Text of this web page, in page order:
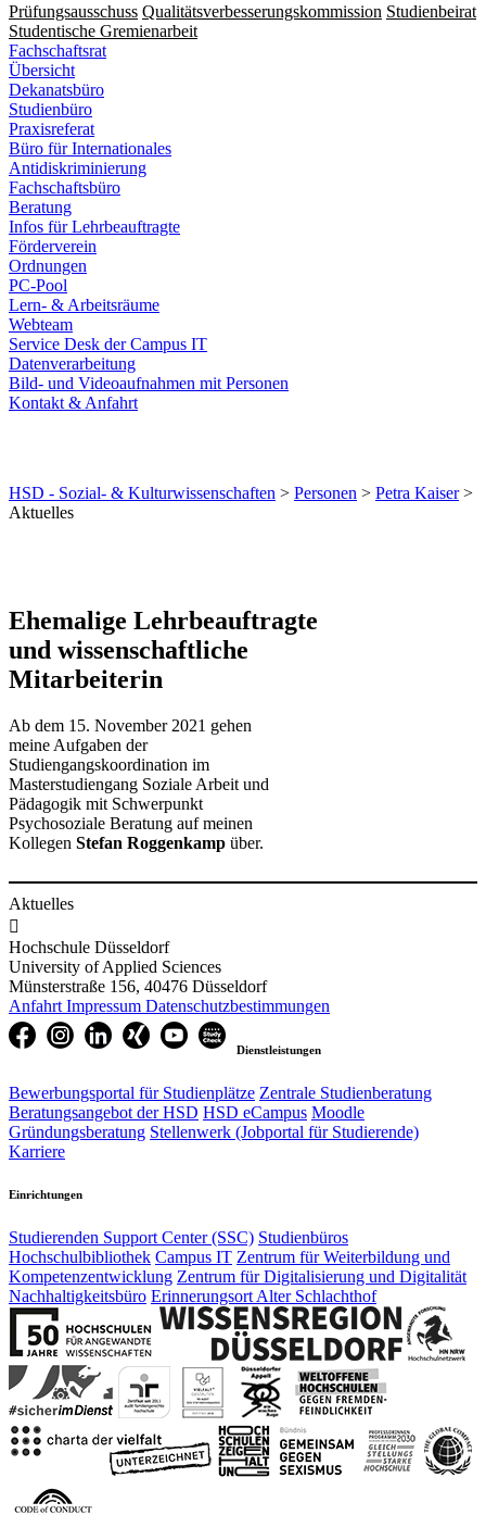
Prüfungsausschuss Qualitätsverbesserungskommission Studienbeirat
Studentische Gremienarbeit
Fachschaftsrat
Übersicht
Dekanatsbüro
Studienbüro
Praxisreferat
Büro für Internationales
Antidiskriminierung
Fachschaftsbüro
Beratung
Infos für Lehrbeauftragte
Förderverein
Ordnungen
PC-Pool
Lern- & Arbeitsräume
Webteam
Service Desk der Campus IT
Datenverarbeitung
Bild- und Videoaufnahmen mit Personen
Kontakt & Anfahrt
HSD - Sozial- & Kulturwissenschaften > Personen > Petra Kaiser>
Aktuelles
Ehemalige Lehrbeauftragte
und wissenschaftliche
Mitarbeiterin
Ab dem 15. November 2021 gehen
meine Aufgaben der
Studiengangskoordination im
Masterstudiengang Soziale Arbeit und
Pädagogik mit Schwerpunkt
Psychosoziale Beratung auf meinen
Kollegen Stefan Roggenkamp über.
Aktuelles

Hochschule Düsseldorf
University of Applied Sciences
Münsterstraße 156, 40476 Düsseldorf
Anfahrt Impressum Datenschutzbestimmungen
Dienstleistungen
Bewerbungsportal für Studienplätze Zentrale Studienberatung
Beratungsangebot der HSD HSD eCampus Moodle
Gründungsberatung Stellenwerk (Jobportal für Studierende)
Karriere
Einrichtungen
Studierenden Support Center (SSC) Studienbüros
Hochschulbibliothek Campus IT Zentrum für Weiterbildung und
Kompetenzentwicklung Zentrum für Digitalisierung und Digitalität
Nachhaltigkeitsbüro Erinnerungsort Alter Schlachthof